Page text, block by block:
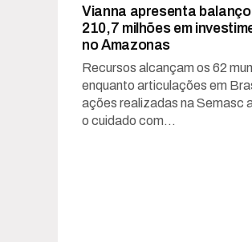
Vianna apresenta balanço
210,7 milhões em
no Amazonas
Recursos alcançam os 62
enquanto articulações em
ações realizadas na Semasc
o cuidado com...